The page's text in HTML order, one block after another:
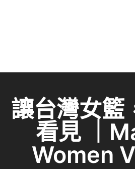
讓台灣女籃
看見 ｜
Women